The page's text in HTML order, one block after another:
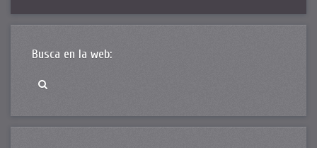
Busca en la web: